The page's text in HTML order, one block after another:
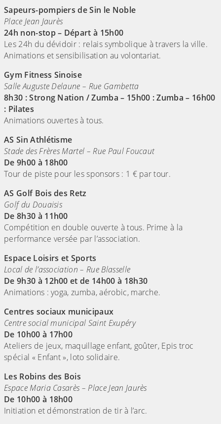
Sapeurs-pompiers de Sin le Noble
Place Jean Jaurès
24h non-stop – Départ à 15h00
Les 24h du dévidoir : relais symbolique à travers la ville.
Animations et sensibilisation au volontariat.
Gym Fitness Sinoise
Salle Auguste Delaune – Rue Gambetta
8h30 : Strong Nation / Zumba – 15h00 : Zumba – 16h00
: Pilates
Animations ouvertes à tous.
AS Sin Athlétisme
Stade des Frères Martel – Rue Paul Foucaut
De 9h00 à 18h00
Tour de piste pour les sponsors : 1 € par tour.
AS Golf Bois des Retz
Golf du Douaisis
De 8h30 à 11h00
Compétition en double ouverte à tous. Prime à la
performance versée par l’association.
Espace Loisirs et Sports
Local de l’association – Rue Blasselle
De 9h30 à 12h00 et de 14h00 à 18h30
Animations : yoga, zumba, aérobic, marche.
Centres sociaux municipaux
Centre social municipal Saint Exupéry
De 10h00 à 17h00
Ateliers de jeux, maquillage enfant, goûter, Epis troc
spécial « Enfant », loto solidaire.
Les Robins des Bois
Espace Maria Casarès – Place Jean Jaurès
De 10h00 à 18h00
Initiation et démonstration de tir à l’arc.